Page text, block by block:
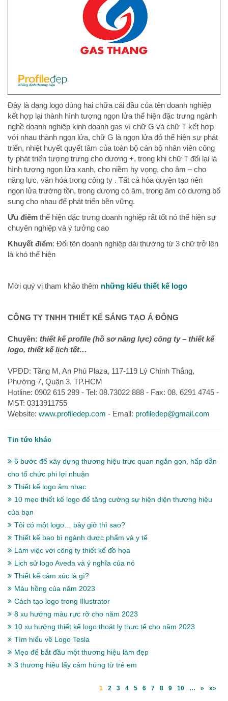
Đây là dạng logo dùng hai chữa cái đầu của tên doanh nghiệp
kết hợp lại thành hình tượng ngọn lửa thể hiện đặc trưng ngành
nghề doanh nghiệp kinh doanh gas vì chữ G và chữ T kết hợp
với nhau thành ngọn lửa, chữ G là ngọn lửa đỏ thể hiện sự phát
triển, nhiệt huyết quyết tâm của toàn bộ cán bộ nhân viên công
ty phát triển tượng trưng cho dương +, trong khi chữ T đối lại là
hình tượng ngọn lửa xanh, cho niềm hy vọng, cho âm – cho
năng lực, văn hóa trong công ty . Tất cả hòa quyện tạo nên
ngọn lửa trường tồn, trong dương có âm, trong âm có dương bổ
sung cho nhau để phát triển bền vững.
Ưu điểm thể hiện đặc trưng doanh nghiệp rất tốt nó thể hiện sự
chuyên nghiệp và ý tưởng cao
Khuyết điểm: Đối tên doanh nghiệp dài thường từ 3 chữ trở lên
là khó thể hiện
Mời quý vị tham khảo thêm những kiểu thiết kế logo
CÔNG TY TNHH THIẾT KẾ SÁNG TẠO Á ĐÔNG
Chuyên: thiết kế profile (hồ sơ năng lực) công ty – thiết kế
logo, thiết kế lịch tết…
VPĐD: Tầng M, An Phú Plaza, 117-119 Lý Chính Thắng,
Phường 7, Quận 3, TP.HCM
Hotline: 0902 615 289 - Tel: 08.73022 888 - Fax: 08. 6291 4745 -
MST: 0313911755
Website: www.profiledep.com - Email: profiledep@gmail.com
Tin tức khác
6 bước để xây dựng thương hiệu trực quan ngắn gọn, hấp dẫn
cho tổ chức phi lợi nhuận
Thiết kế logo âm nhạc
10 mẹo thiết kế logo để tăng cường sự hiện diện thương hiệu
của bạn
Tôi có một logo… bây giờ thì sao?
Thiết kế bao bì ngành dược phẩm và y tế
Làm việc với công ty thiết kế đồ họa
Lịch sử logo Aveda và ý nghĩa của nó
Thiết kế cảm xúc là gì?
Màu hồng của năm 2023
Cách tạo logo trong Illustrator
8 xu hướng màu rực rỡ cho năm 2023
10 xu hướng thiết kế logo thoát ly thực tế cho năm 2023
Tìm hiểu về Logo Tesla
Mẹo để bắt đầu một thương hiệu làm đẹp
3 thương hiệu lấy cảm hứng từ trẻ em
1 2 3 4 5 6 7 8 9 10 … » »»